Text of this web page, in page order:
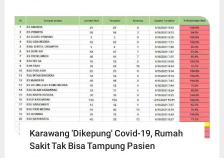
Karawang 'Dikepung' Covid-19, Rumah
Sakit Tak Bisa Tampung Pasien